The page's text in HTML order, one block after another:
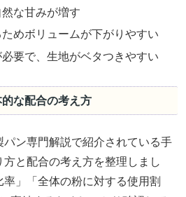
な甘みが増す
めボリュームが下がりやすい
要で、生地がベタつきやすい
な配合の考え方
ン専門解説で紹介されている手
と配合の考え方を整理しまし
」「全体の粉に対する使用割